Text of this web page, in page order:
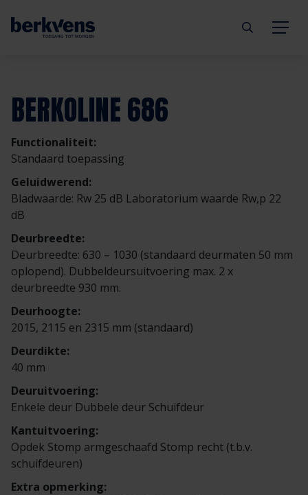
Deuren
Kozijnen
Hang- & sluitwerk
Diensten
Technische documentatie
Veelgestelde vragen
Eengezinswoning
Meergezinswoning
Utiliteitsgebouw
Prefab woning
Aannemer
Architect
Projectontwikkelaar
Handelspartner
Inbraakwerend
Brandwerend
Geluidwerend
Rookwerend
Duurzaamheid
Brochures
Technische documentatie
Veelgestelde vragen
mijndeur.nl
Webshop
Inspiratie
Verkooppunten
Veelgestelde vragen
Blog
Organisatie
Duurzaamheid
GND Garantiedeuren
Werken bij Berkvens
BERKOLINE 686
Functionaliteit:
Standaard toepassing
Geluidwerend:
Bladwaarde: Rw 25 dB Laboratorium waarde Rw,p 22
dB
Deurbreedte:
Deurbreedte: 630 – 1030 (standaard deurmaten 50 mm
oplopend). Dubbeldeursuitvoering max. 2 x
deurbreedte 930 mm.
Deurhoogte:
2015, 2115 en 2315 mm (standaard)
Deurdikte:
40 mm
Deuruitvoering:
Enkele deur Dubbele deur Schuifdeur
Kantuitvoering:
Opdek Stomp armgeschaafd Stomp recht (t.b.v.
schuifdeuren)
Extra opmerking: